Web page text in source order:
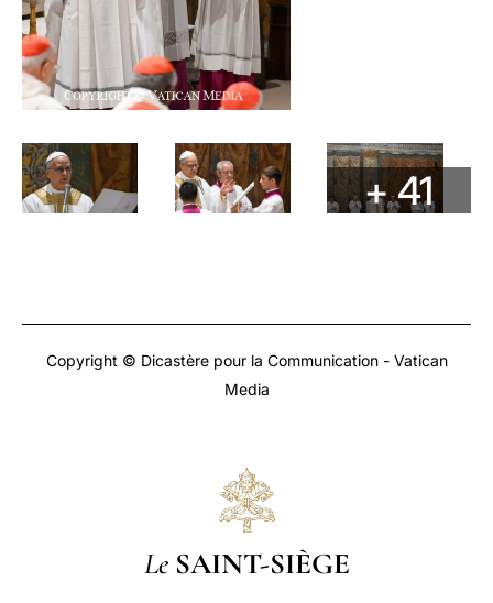
+ 41
Copyright © Dicastère pour la Communication - Vatican
Media
Le SAINT-SIÈGE